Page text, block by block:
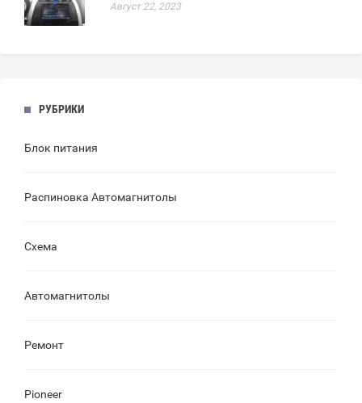
Август 22, 2023
РУБРИКИ
Блок питания
Распиновка Автомагнитолы
Схема
Автомагнитолы
Ремонт
Pioneer